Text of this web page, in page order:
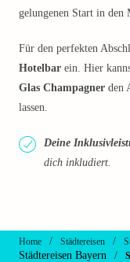
gelungenen Start in den
Für den perfekten
Hotelbar ein. Hier
Glas Champagner den
lassen.
Deine
dich inkludiert.
Home / Städtereisen /
Städtereisen Bayern
/